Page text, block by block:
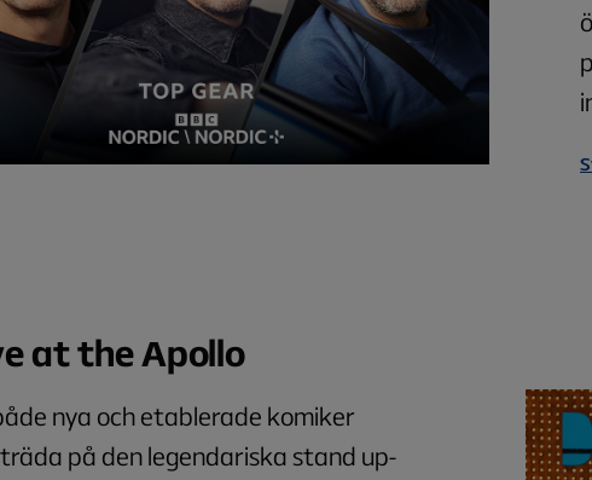
at the Apollo
nya och etablerade komiker
på den legendariska stand up-